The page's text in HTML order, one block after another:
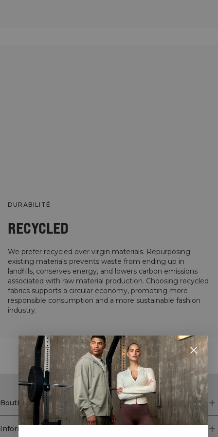
DURABILITÉ
RECYCLED
We prefer recycled over virgin materials. Repurposing
existing materials prevents waste from ending up in
landfills, conserves energy, and lowers carbon emissions
associated with raw material production. Choosing recycled
fabrics supports a circular economy, promoting more
responsible consumption and a more sustainable fashion
industry.
STYLE WITH
Boutique
Information